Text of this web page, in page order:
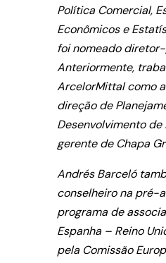
Política Comercial,
Econômicos e
foi nomeado
Anteriormente,
ArcelorMittal como
direção de
Desenvolvimento de
gerente de Chapa
Andrés Barceló
conselheiro na pré-
programa de
Espanha – Reino
pela Comissão